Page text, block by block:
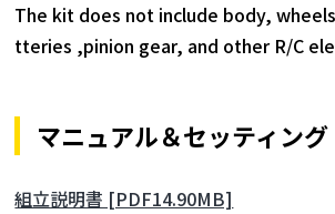
The kit does not include body,
tteries ,pinion gear, and other R/C
マニュアル＆セッティング
組立説明書 [PDF14.90MB]